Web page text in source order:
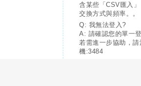
含某些「CSV匯入
交換方式與頻率。。
Q: 我無法登入?
A: 請確認您的單一
若需進一步協助，
機:3484